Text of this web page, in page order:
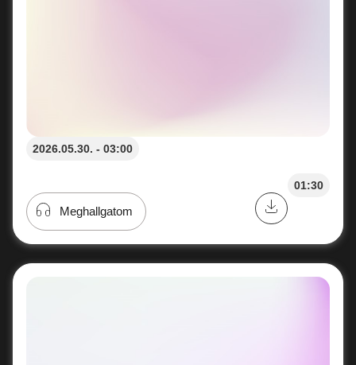
2026.05.30. - 03:00
01:30
Meghallgatom